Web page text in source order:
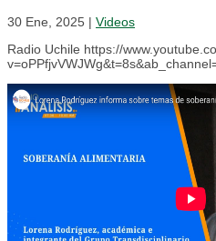
30 Ene, 2025 | Videos
Radio Uchile https://